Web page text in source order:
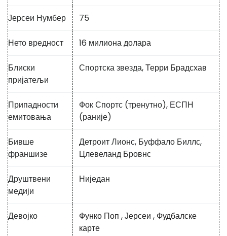
Јерсеи Нумбер 75
Нето вредност 16 милиона долара
Блиски
пријатељи
Спортска звезда,Терри Брадсхав
Припадности
емитовања
Фок Спортс (тренутно), ЕСПН
(раније)
Бивше
франшизе
Детроит Лионс, Буффало Биллс,
Цлевеланд Бровнс
Друштвени
медији
Ниједан
Девојко Функо Поп ,Јерсеи , Фудбалске
карте